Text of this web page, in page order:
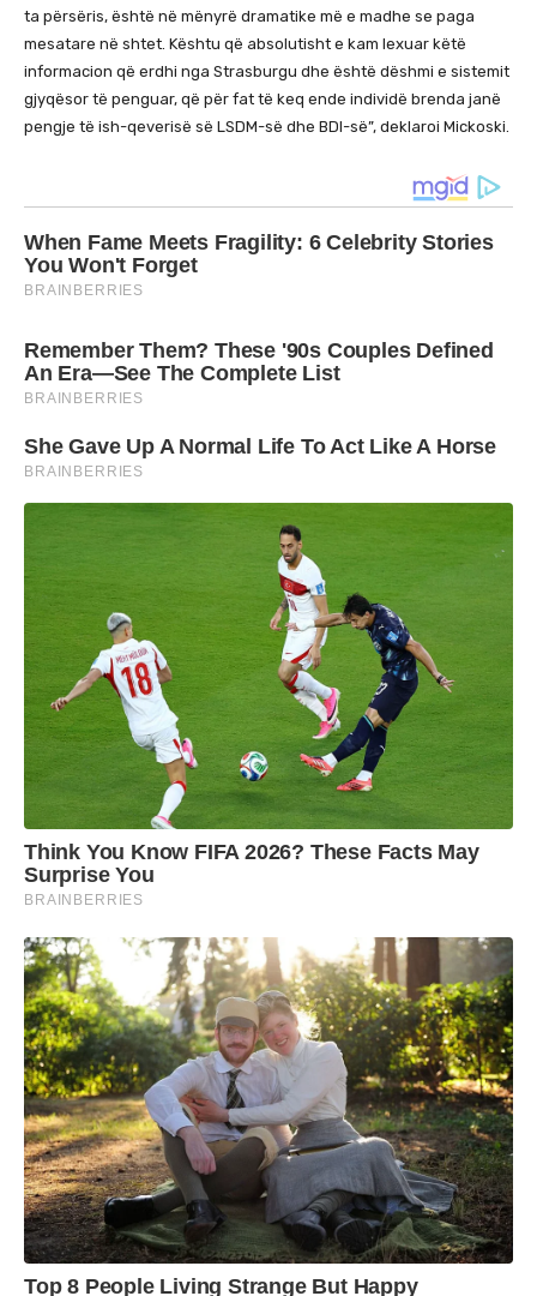
ta përsëris, është në mënyrë dramatike më e madhe se paga
mesatare në shtet. Kështu që absolutisht e kam lexuar këtë
informacion që erdhi nga Strasburgu dhe është dëshmi e sistemit
gjyqësor të penguar, që për fat të keq ende individë brenda janë
pengje të ish-qeverisë së LSDM-së dhe BDI-së”, deklaroi Mickoski.